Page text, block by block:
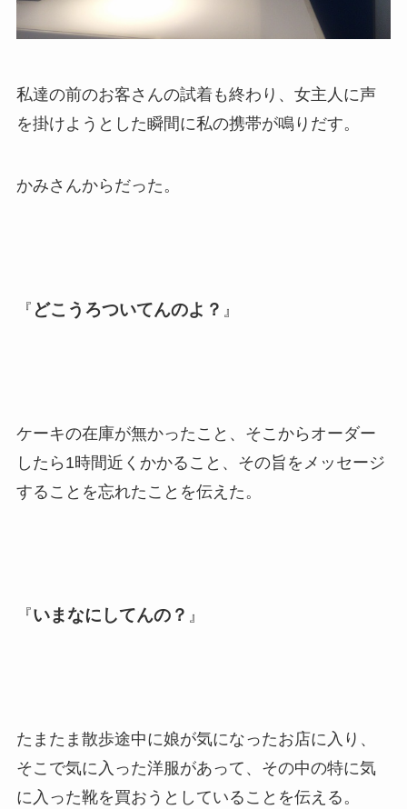
私達の前のお客さんの試着も終わり、女主人に声
を掛けようとした瞬間に私の携帯が鳴りだす。
かみさんからだった。
『 どこうろついてんのよ？ 』
ケーキの在庫が無かったこと、そこからオーダー
したら1時間近くかかること、その旨をメッセージ
することを忘れたことを伝えた。
『いまなにしてんの？ 』
たまたま散歩途中に娘が気になったお店に入り、
そこで気に入った洋服があって、その中の特に気
に入った靴を買おうとしていることを伝える。